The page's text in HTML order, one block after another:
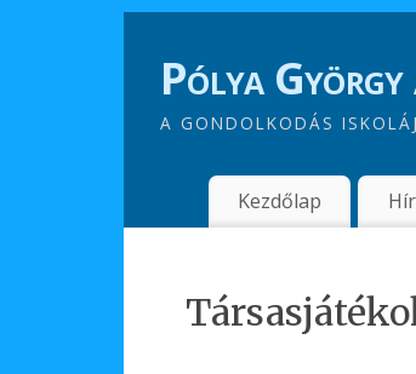
Pólya
A GONDOLKODÁS
Kezdőlap